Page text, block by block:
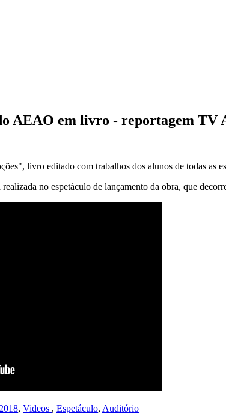
AEAO em livro - reportagem TV
livro editado com trabalhos dos alunos de todas as
no espetáculo de lançamento da obra, que
, Videos , Espetáculo, Auditório